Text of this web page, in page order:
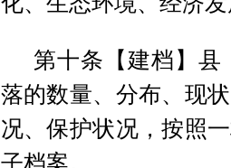
第十条【建档】
落的数量、分布、现
况、保护状况，按照
子档案。